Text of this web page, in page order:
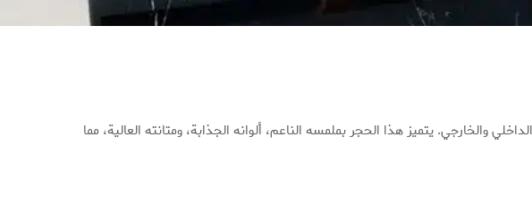
والخارجي. يتميز هذا الحجر بملمسه الناعم، ألوانه الجذابة، ومتانته العالية، مما